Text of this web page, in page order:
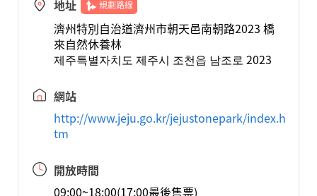
地址 規劃路線
濟州特別自治道濟州市朝天邑南朝路2023 橋
來自然休養林
제주특별자치도 제주시 조천읍 남조로 2023
網站
http://www.jeju.go.kr/jejustonepark/index.h
tm
開放時間
09:00~18:00(17:00最後售票)